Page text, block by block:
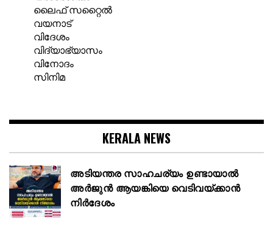
ലൈഫ് സറ്റൈൽ
വയനാട്
വിദേശം
വിദ്യാഭ്യാസം
വിനോദം
സിനിമ
KERALA NEWS
അടിയന്തര സാഹചര്യം ഉണ്ടായാല്‍
അര്‍ജുന്‍ ആയങ്കിയെ വെടിവയ്ക്കാന്‍
നിര്‍ദേശം